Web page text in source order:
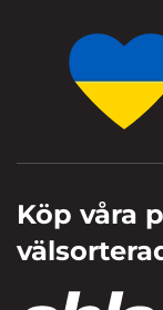
Köp våra